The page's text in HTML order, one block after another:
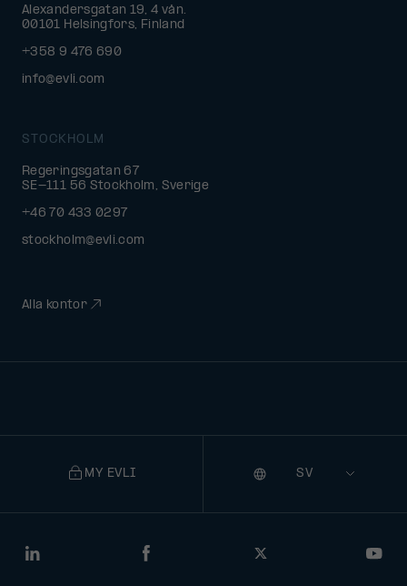
Alexandersgatan 19, 4 vån.
00101 Helsingfors, Finland
+358 9 476 690
info@evli.com
STOCKHOLM
Regeringsgatan 67
SE-111 56 Stockholm, Sverige
+46 70 433 0297
stockholm@evli.com
Alla kontor
LinkedIn Facebook Twitter
MY EVLI
Selecting
Språk